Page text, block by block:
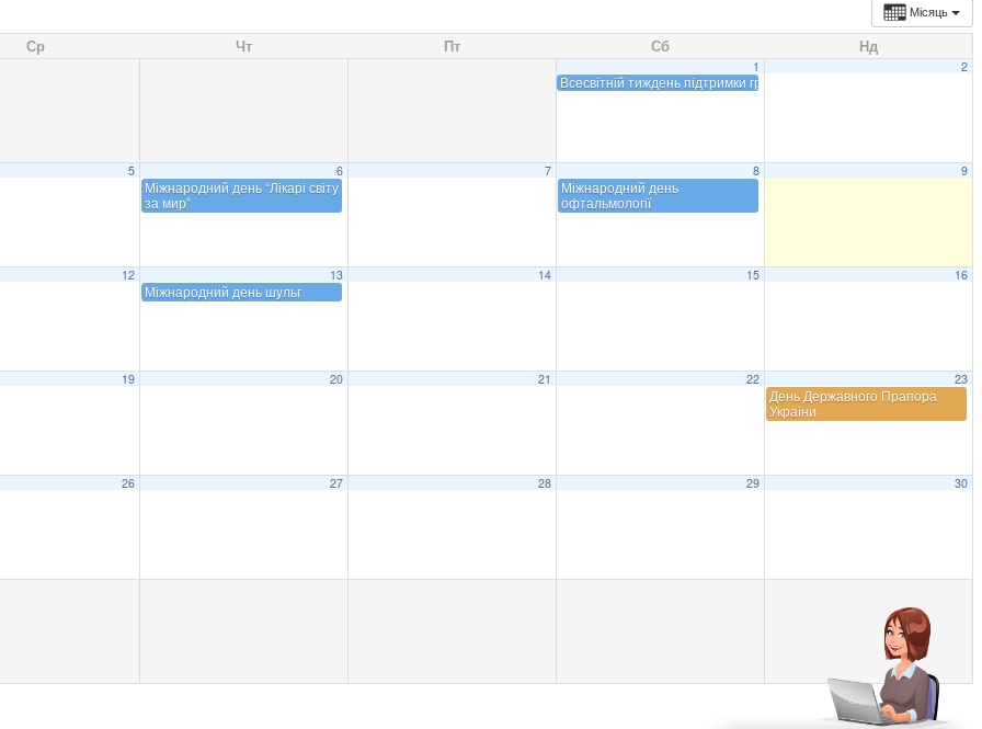
Місяць
Ср Чт Пт Сб Нд
1
Всесвітній тиждень підтримки грудного вигодовування
2
5 6
Міжнародний день “Лікарі світу
за мир”
7 8
Міжнародний день
офтальмології
9
12 13
Міжнародний день шульг
14 15 16
19 20 21 22 23
День Державного Прапора
України
26 27 28 29 30